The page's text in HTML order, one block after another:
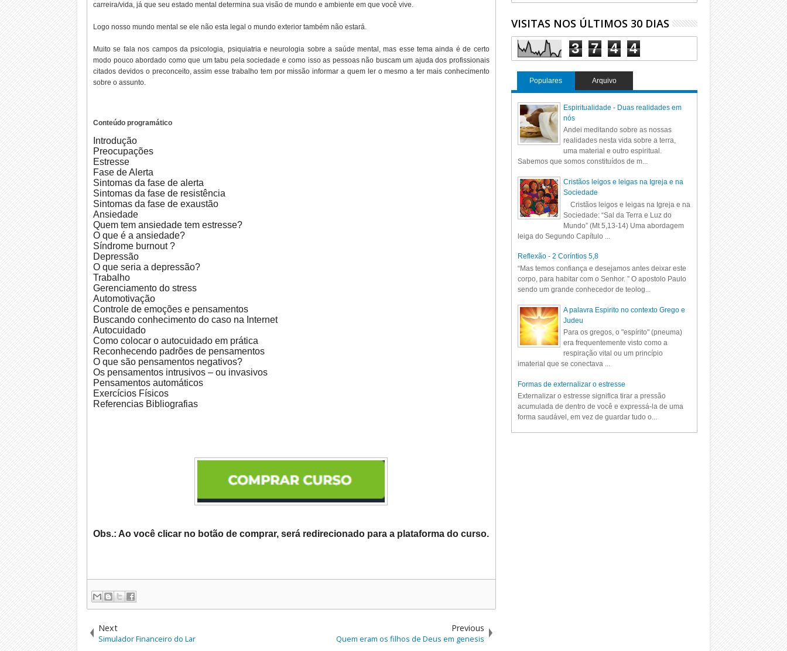
carreira/vida, já que seu estado mental determina sua visão de mundo e ambiente em que você vive.
Logo nosso mundo mental se ele não esta legal o mundo exterior também não estará.
Muito se fala nos campos da psicologia, psiquiatria e neurologia sobre a saúde mental, mas esse tema ainda é de certo
modo pouco abordado como que um tabu pela sociedade e como isso as pessoas não buscam um ajuda dos profissionais
citados devidos o preconceito, assim esse trabalho tem por missão informar a quem ler o mesmo a ter mais conhecimento
sobre o assunto.
Conteúdo programático
Introdução
Preocupações
Estresse
Fase de Alerta
Sintomas da fase de alerta
Sintomas da fase de resistência
Sintomas da fase de exaustão
Ansiedade
Quem tem ansiedade tem estresse?
O que é a ansiedade?
Síndrome burnout ?
Depressão
O que seria a depressão?
Trabalho
Gerenciamento do stress
Automotivação
Controle de emoções e pensamentos
Buscando conhecimento do caso na Internet
Autocuidado
Como colocar o autocuidado em prática
Reconhecendo padrões de pensamentos
O que são pensamentos negativos?
Os pensamentos intrusivos – ou invasivos
Pensamentos automáticos
Exercícios Físicos
Referencias Bibliografias
Obs.: Ao você clicar no botão de comprar, será redirecionado para a plataforma do curso.
Next
Simulador Financeiro do Lar
Previous
Quem eram os filhos de Deus em genesis
VISITAS NOS ÚLTIMOS 30 DIAS
3 7 4 4
Populares Arquivo
Espiritualidade - Duas realidades em
nós
Andei meditando sobre as nossas
realidades nesta vida sobre a terra,
uma material e outro espiritual.
Sabemos que somos constituídos de m...
Cristãos leigos e leigas na Igreja e na
Sociedade
Cristãos leigos e leigas na Igreja e na
Sociedade: “Sal da Terra e Luz do
Mundo” (Mt 5,13-14) Uma abordagem
leiga do Segundo Capítulo ...
Reflexão - 2 Coríntios 5,8
“Mas temos confiança e desejamos antes deixar este
corpo, para habitar com o Senhor. ” O apostolo Paulo
sendo um grande conhecedor de teolog...
A palavra Espirito no contexto Grego e
Judeu
Para os gregos, o "espírito" (pneuma)
era frequentemente visto como a
respiração vital ou um princípio
imaterial que se conectava ...
Formas de externalizar o estresse
Externalizar o estresse significa tirar a pressão
acumulada de dentro de você e expressá-la de uma
forma saudável, em vez de guardar tudo o...